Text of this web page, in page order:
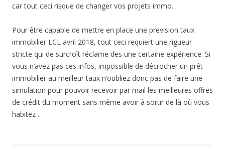
car tout ceci risque de changer vos projets immo.
Pour être capable de mettre en place une prevision taux
immobilier LCL avril 2018, tout ceci requiert une rigueur
stricte qui de surcroît réclame des une certaine expérience. Si
vous n’avez pas ces infos, impossible de décrocher un prêt
immobilier au meilleur taux n’oubliez donc pas de faire une
simulation pour pouvoir recevoir par mail les meilleures offres
de crédit du moment sans même avoir à sortir de là où vous
habitez .